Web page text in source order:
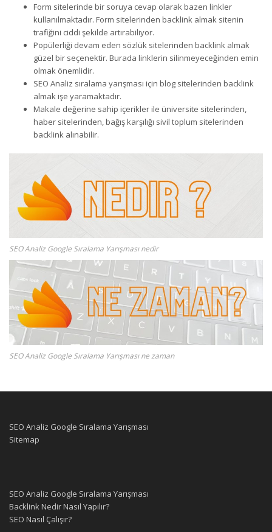
Form sitelerinde bir soruya cevap olarak bazen linkler
kullanılmaktadır. Form sitelerinden backlink almak sitenin
trafiğini ciddi şekilde artırabiliyor.
Popülerliği devam eden sözlük sitelerinden backlink almak
güzel bir seçenektir. Burada linklerin silinmeyeceğinden emin
olmak önemlidir.
SEO Analiz sıralama yarışması için blog sitelerinden backlink
almak işe yaramaktadır.
Makale değerine sahip içerikler ile üniversite sitelerinden,
haber sitelerinden, bağış karşılığı sivil toplum sitelerinden
backlink alınabilir.
SEO Analiz Google Sıralama Yarışması nedir
SEO Analiz Google Sıralama Yarışması ne zaman
SEO Analiz Google Sıralama Yarışması
Sitemap
SEO Analiz Google Sıralama Yarışması
Backlink Nedir Nasıl Yapılır?
SEO Nasıl Çalışır?